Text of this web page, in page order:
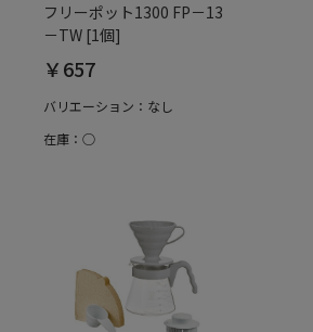
フリーポット1300 FP－13
－TW [1個]
￥657
バリエーション：なし
在庫：○